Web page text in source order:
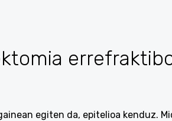
egiten da, epitelioa kenduz.